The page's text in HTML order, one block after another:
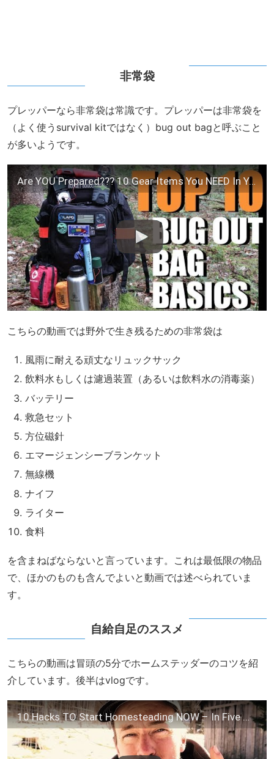
非常袋
プレッパーなら非常袋は常識です。プレッパーは非常袋を
（よく使うsurvival kitではなく）bug out bagと呼ぶこと
が多いようです。
Are YOU Prepared??? 10 Gear Items You NEED In Your Bug Out Bag!
こちらの動画では野外で生き残るための非常袋は
風雨に耐える頑丈なリュックサック
飲料水もしくは濾過装置（あるいは飲料水の消毒薬）
バッテリー
救急セット
方位磁針
エマージェンシーブランケット
無線機
ナイフ
ライター
食料
を含まねばならないと言っています。これは最低限の物品
で、ほかのものも含んでよいと動画では述べられていま
す。
自給自足のススメ
こちらの動画は冒頭の5分でホームステッダーのコツを紹
介しています。後半はvlogです。
10 Hacks TO Start Homesteading NOW – In Five Minutes